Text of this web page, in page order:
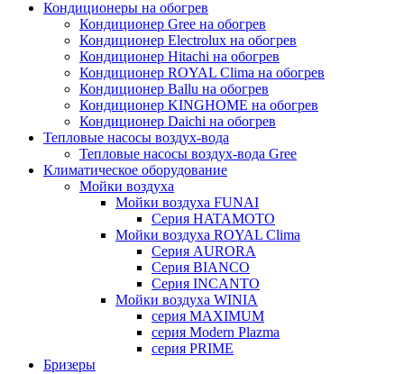
Кондиционеры на обогрев
Кондиционер Gree на обогрев
Кондиционер Electrolux на обогрев
Кондиционер Hitachi на обогрев
Кондиционер ROYAL Clima на обогрев
Кондиционер Ballu на обогрев
Кондиционер KINGHOME на обогрев
Кондиционер Daichi на обогрев
Тепловые насосы воздух-вода
Тепловые насосы воздух-вода Gree
Климатическое оборудование
Мойки воздуха
Мойки воздуха FUNAI
Серия HATAMOTO
Мойки воздуха ROYAL Clima
Серия AURORA
Серия BIANCO
Серия INCANTO
Мойки воздуха WINIA
серия MAXIMUM
серия Modern Plazma
серия PRIME
Бризеры